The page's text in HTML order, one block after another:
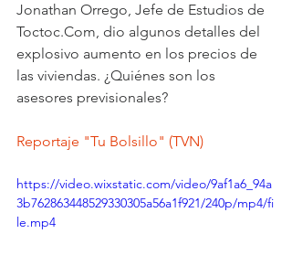
Jonathan Orrego, Jefe de Estudios de
Toctoc.Com, dio algunos detalles del
explosivo aumento en los precios de
las viviendas. ¿Quiénes son los
asesores previsionales?
Reportaje "Tu Bolsillo" (TVN)
https://video.wixstatic.com/video/9af1a6_94a
3b762863448529330305a56a1f921/240p/mp4/fi
le.mp4